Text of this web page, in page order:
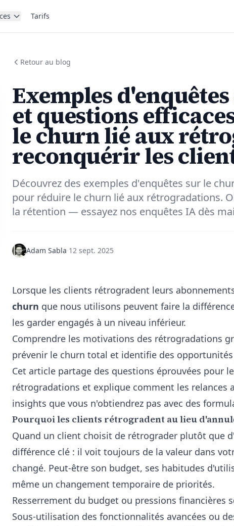
Tarifs
Retour au blog
Exemples
et questions
le churn lié aux
reconquérir les
Découvrez des exemples d'enquêtes sur le
pour réduire le churn lié aux rétrogradations.
la rétention — essayez nos enquêtes IA dès
Adam Sabla·12 sept. 2025
Lorsque les clients rétrogradent leurs
churn que nous utilisons peuvent faire la
les garder engagés à un niveau inférieur.
Comprendre les motivations des rétrogradations
prévenir le churn total et identifie des
Cet article partage des questions éprouvées pour
rétrogradations et explique comment les relances
insights que vous n'obtiendrez pas avec des
Pourquoi les clients rétrogradent au lieu
Quand un client choisit de rétrograder plutôt que
différence clé : il voit toujours de la valeur dans
changé. Peut-être son budget, ses habitudes
même un changement temporaire de priorités.
Resserrement du budget ou pressions financières
Sous-utilisation des fonctionnalités avancées ou